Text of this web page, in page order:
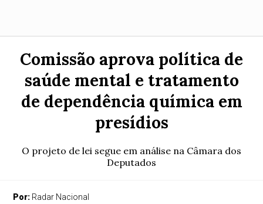
Comissão aprova política de
saúde mental e tratamento
de dependência química em
presídios
O projeto de lei segue em análise na Câmara dos
Deputados
Por: Radar Nacional